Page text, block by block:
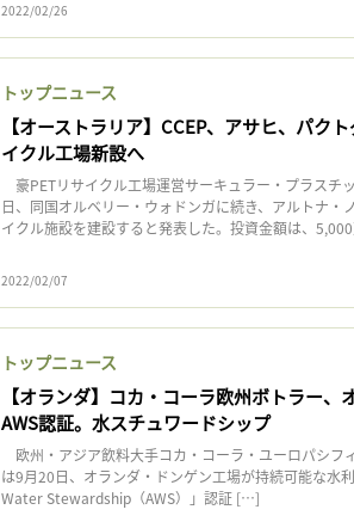
2022/02/26
トップニュース
【オーストラリア】CCEP、アサヒ、パク
イクル工場新設へ
豪PETリサイクル工場運営サーキュラー・プラスチ
日、同国オルベリー・ウォドンガに続き、アルトナ・
イクル施設を建設すると発表した。投資金額は、
2022/02/07
トップニュース
【オランダ】コカ・コーラ欧州ボトラー、
AWS認証。水スチュワードシップ
欧州・アジア飲料大手コカ・コーラ・ユーロパシフ
は9月20日、オランダ・ドンゲン工場が持続可能な水
Water Stewardship（AWS）」認証 […]